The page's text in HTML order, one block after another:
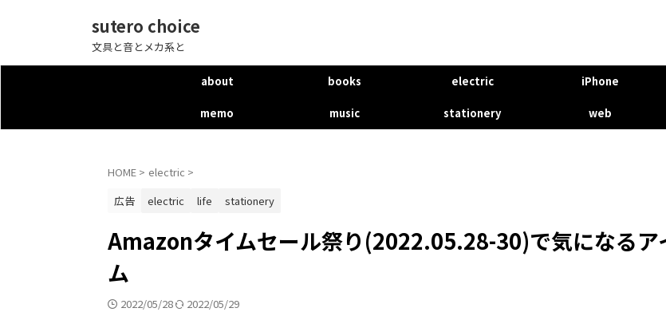
sutero choice
文具と音とメカ系と
about books electric iPhone
memo music stationery web
HOME > electric >
広告
electric life stationery
Amazonタイムセール祭り(2022.05.28-30)で気になるア
ム
2022/05/28 2022/05/29